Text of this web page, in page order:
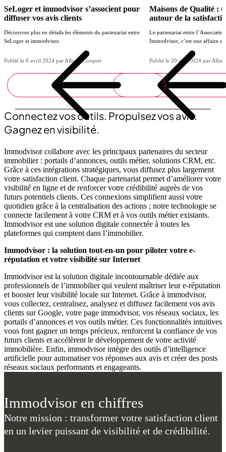
SeLoger et immodvisor s’associent pour
diffuser vos avis clients
Découvrez plus en détails les éléments du partenariat entre
SeLoger et immodvisor.
Publié le 8 avril 2024 par Albane Croquet
Maisons de Qualité :
autour de la
Le partenariat entre
Immodvisor, c’est une affaire
Publié le 20 juin 2024 par
Connectez vos outils. Propulsez vos avis.
Gagnez en visibilité.
Immodvisor collabore avec les principaux partenaires du secteur
immobilier : portails d’annonces, outils métier, solutions CRM, etc.
Grâce à ces intégrations stratégiques, vous diffusez plus largement
votre satisfaction client. Chaque partenariat permet d’améliorer votre
visibilité en ligne et de renforcer votre crédibilité auprès de vos
futurs potentiels clients. Ces connexions simplifient aussi votre
quotidien grâce à la centralisation des actions ; notre technologie se
connecte facilement à votre CRM et à vos outils métier existants.
Immodvisor est une solution digitale connectée à toutes les
plateformes qui comptent dans l’immobilier.
Immodvisor : la solution tout-en-un pour piloter votre e-
réputation et votre visibilité sur Internet
Immodvisor est la solution digitale incontournable dédiée aux
professionnels de l’immobilier qui veulent maîtriser leur e-réputation
et booster leur visibilité locale sur Internet. Grâce à immodvisor,
vous collectez, centralisez, analysez et diffusez facilement vos avis
clients sur Google, votre page immodvisor, vos réseaux sociaux, les
portails d’annonces et vos outils métier. Ces fonctionnalités intuitives
vous font gagner un temps précieux, renforcent la confiance de vos
futurs clients et accélèrent le développement de votre activité
immobilière. Enfin, immodvisor intègre des outils d’intelligence
artificielle pour automatiser vos réponses aux avis et créer des posts
réseaux sociaux performants et engageants.
Immodvisor en chiffres
Notre mission : transformer votre satisfaction client
en un levier puissant de visibilité et de crédibilité.